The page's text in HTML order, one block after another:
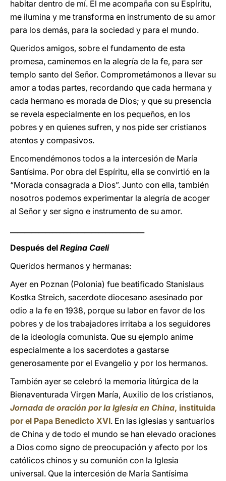
habitar dentro de mí. Él me acompaña con su Espíritu,
me ilumina y me transforma en instrumento de su amor
para los demás, para la sociedad y para el mundo.
Queridos amigos, sobre el fundamento de esta
promesa, caminemos en la alegría de la fe, para ser
templo santo del Señor. Comprometámonos a llevar su
amor a todas partes, recordando que cada hermana y
cada hermano es morada de Dios; y que su presencia
se revela especialmente en los pequeños, en los
pobres y en quienes sufren, y nos pide ser cristianos
atentos y compasivos.
Encomendémonos todos a la intercesión de María
Santísima. Por obra del Espíritu, ella se convirtió en la
“Morada consagrada a Dios”. Junto con ella, también
nosotros podemos experimentar la alegría de acoger
al Señor y ser signo e instrumento de su amor.
Después del Regina Caeli
Queridos hermanos y hermanas:
Ayer en Poznan (Polonia) fue beatificado Stanislaus
Kostka Streich, sacerdote diocesano asesinado por
odio a la fe en 1938, porque su labor en favor de los
pobres y de los trabajadores irritaba a los seguidores
de la ideología comunista. Que su ejemplo anime
especialmente a los sacerdotes a gastarse
generosamente por el Evangelio y por los hermanos.
También ayer se celebró la memoria litúrgica de la
Bienaventurada Virgen María, Auxilio de los cristianos,
Jornada de oración por la Iglesia en China, instituida
por el Papa Benedicto XVI. En las iglesias y santuarios
de China y de todo el mundo se han elevado oraciones
a Dios como signo de preocupación y afecto por los
católicos chinos y su comunión con la Iglesia
universal. Que la intercesión de María Santísima